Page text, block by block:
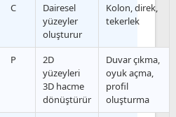
C
Dairesel
yüzeyler
oluşturur
Kolon, direk,
tekerlek
P
2D
yüzeyleri
3D hacme
dönüştürür
Duvar çıkma,
oyuk açma,
profil
oluşturma